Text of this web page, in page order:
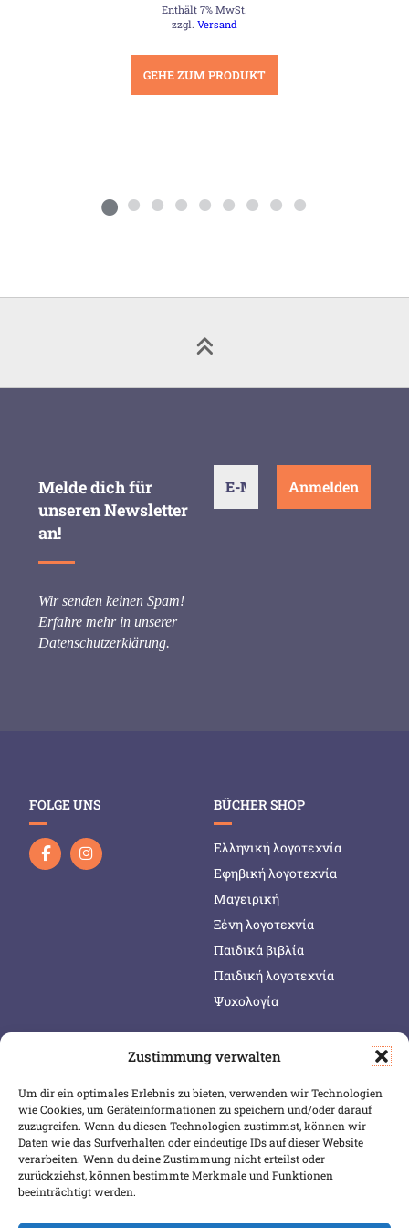
Zustimmung verwalten
Um dir ein optimales Erlebnis zu bieten, verwenden wir Technologien
wie Cookies, um Geräteinformationen zu speichern und/oder darauf
zuzugreifen. Wenn du diesen Technologien zustimmst, können wir
Daten wie das Surfverhalten oder eindeutige IDs auf dieser Website
verarbeiten. Wenn du deine Zustimmung nicht erteilst oder
zurückziehst, können bestimmte Merkmale und Funktionen
beeinträchtigt werden.
war:
16,00 €
ist:
Enthält 7% MwSt.
zzgl.Versand
GEHE ZUM PRODUKT
Melde dich für
unseren Newsletter
an!
Wir senden keinen Spam!
Erfahre mehr in unserer
Datenschutzerklärung.
FOLGE UNS BÜCHER SHOP
Ελληνική λογοτεχνία
Εφηβική λογοτεχνία
Μαγειρική
Ξένη λογοτεχνία
Παιδικά βιβλία
Παιδική λογοτεχνία
Ψυχολογία
SERVICE & INFOS
Warenkorb
Wunschliste
Mein Konto
Versand & Lieferung
Zahlungsweisen
SICHER BEZAHLEN